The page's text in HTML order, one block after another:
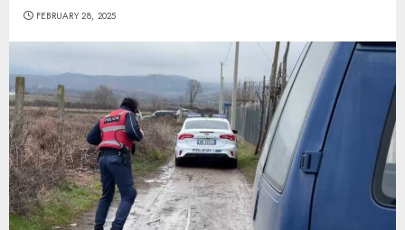
FEBRUARY 28, 2025